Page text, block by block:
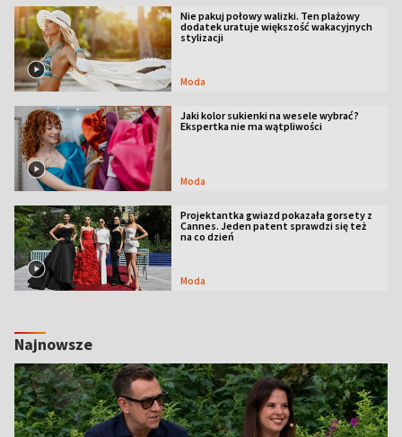
Nie pakuj połowy walizki. Ten plażowy
dodatek uratuje większość wakacyjnych
stylizacji
Moda
Jaki kolor sukienki na wesele wybrać?
Ekspertka nie ma wątpliwości
Moda
Projektantka gwiazd pokazała gorsety z
Cannes. Jeden patent sprawdzi się też
na co dzień
Moda
Najnowsze